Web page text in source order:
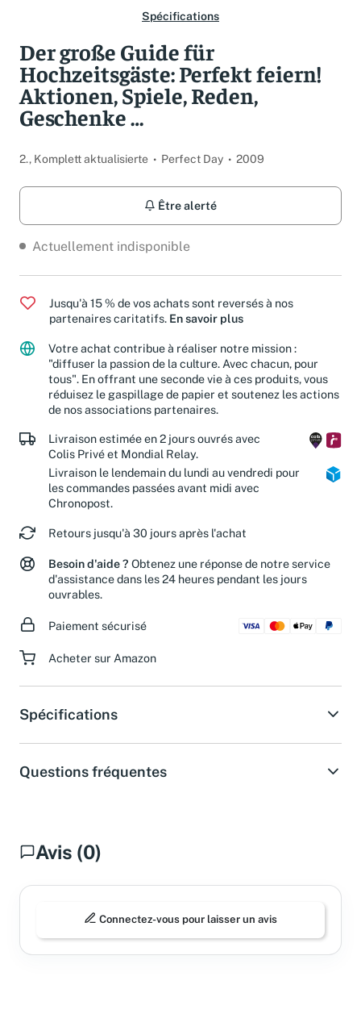
Spécifications
Der große Guide für
Hochzeitsgäste: Perfekt feiern!
Aktionen, Spiele, Reden,
Geschenke …
2., Komplett aktualisierte Perfect Day 2009
Être alerté
Actuellement indisponible
Jusqu'à 15 % de vos achats sont reversés à nos
partenaires caritatifs. En savoir plus
Votre achat contribue à réaliser notre mission :
"diffuser la passion de la culture. Avec chacun, pour
tous". En offrant une seconde vie à ces produits, vous
réduisez le gaspillage de papier et soutenez les actions
de nos associations partenaires.
Livraison estimée en 2 jours ouvrés avec
Colis Privé et Mondial Relay.
Livraison le lendemain du lundi au vendredi pour
les commandes passées avant midi avec
Chronopost.
Retours jusqu'à 30 jours après l'achat
Besoin d'aide ? Obtenez une réponse de notre service
d'assistance dans les 24 heures pendant les jours
ouvrables.
Paiement sécurisé
Acheter sur Amazon
Spécifications
Questions fréquentes
Avis (0)
Connectez-vous pour laisser un avis